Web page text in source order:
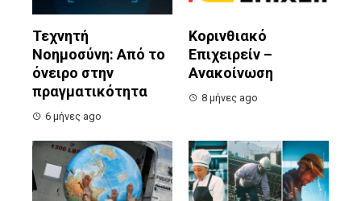
Τεχνητή
Νοημοσύνη: Από το
όνειρο στην
πραγματικότητα
6 μήνες ago
Κορινθιακό
Επιχειρείν –
Ανακοίνωση
8 μήνες ago